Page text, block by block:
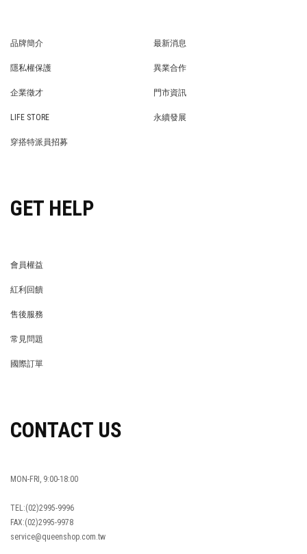
品牌簡介
最新消息
隱私權保護
異業合作
企業徵才
門市資訊
LIFE STORE
永續發展
穿搭特派員招募
GET HELP
會員權益
紅利回饋
售後服務
常見問題
國際訂單
CONTACT US
MON-FRI, 9:00-18:00
TEL:(02)2995-9996
FAX:(02)2995-9978
service@queenshop.com.tw